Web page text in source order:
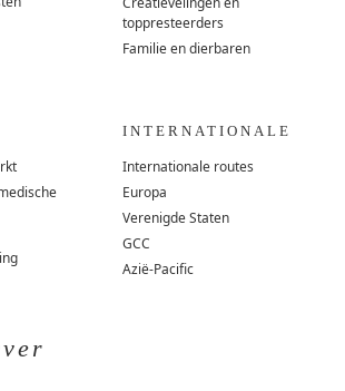
toppresteerders
Familie en dierbaren
INTERNATIONALE
Internationale routes
Europa
Verenigde Staten
GCC
Azië-Pacific